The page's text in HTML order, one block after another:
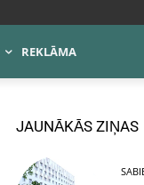
REKLĀMA
JAUNĀKĀS ZIŅAS